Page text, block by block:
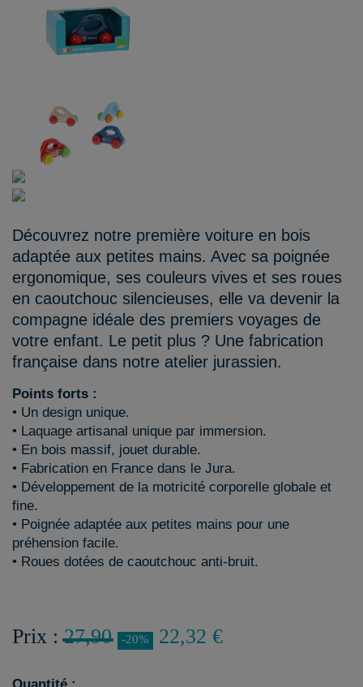
Découvrez notre première voiture en bois
adaptée aux petites mains. Avec sa poignée
ergonomique, ses couleurs vives et ses roues
en caoutchouc silencieuses, elle va devenir la
compagne idéale des premiers voyages de
votre enfant. Le petit plus ? Une fabrication
française dans notre atelier jurassien.
Points forts :
• Un design unique.
• Laquage artisanal unique par immersion.
• En bois massif, jouet durable.
• Fabrication en France dans le Jura.
• Développement de la motricité corporelle globale et
fine.
• Poignée adaptée aux petites mains pour une
préhension facile.
• Roues dotées de caoutchouc anti-bruit.
Prix :27,90 -20% 22,32 €